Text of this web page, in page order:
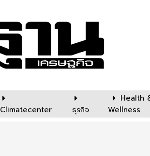
Climatecenter ธุรกิจ
Health
Wellness